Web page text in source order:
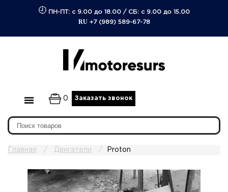
ПН-ПТ: с 9.00 до 18.00/ СБ: с 9.00 до 15.00
RU +7 (989) 589-67-78
0 Заказать звонок
Главная Двигатели Proton